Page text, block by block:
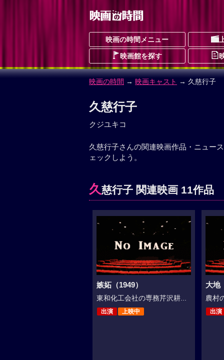
映画の時間メニュー
映画館を探す
映画の時間 → 映画キャスト → 久慈行子
久慈行子
クジユキコ
久慈行子さんの関連映画作品・ニュー
ェックしよう。
久慈行子 関連映画 11作品
嫉妬（1949）
東和化工会社の専務芹沢耕...
出演 上映中
大地
農村
出演